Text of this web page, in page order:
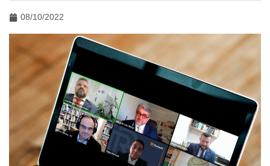
08/10/2022